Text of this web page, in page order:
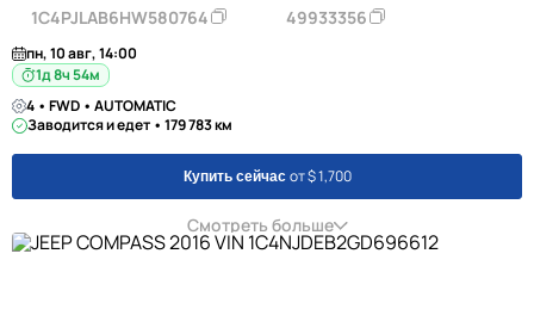
1C4PJLAB6HW580764 49933356
пн, 10 авг, 14:00
1д 8ч 54м
4 • FWD • AUTOMATIC
Заводится и едет • 179 783 км
Купить сейчас от $ 1,700
Смотреть больше